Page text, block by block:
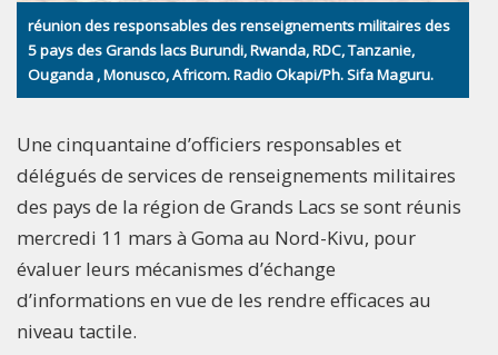
réunion des responsables des renseignements militaires des
5 pays des Grands lacs Burundi, Rwanda, RDC, Tanzanie,
Ouganda , Monusco, Africom. Radio Okapi/Ph. Sifa Maguru.
Une cinquantaine d’officiers responsables et
délégués de services de renseignements militaires
des pays de la région de Grands Lacs se sont réunis
mercredi 11 mars à Goma au Nord-Kivu, pour
évaluer leurs mécanismes d’échange
d’informations en vue de les rendre efficaces au
niveau tactile.